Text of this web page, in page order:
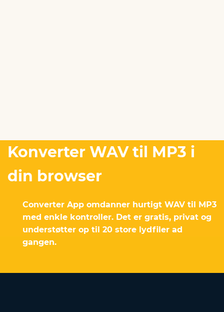
Konverter WAV til MP3 i
din browser
Converter App omdanner hurtigt WAV til MP3
med enkle kontroller. Det er gratis, privat og
understøtter op til 20 store lydfiler ad
gangen.